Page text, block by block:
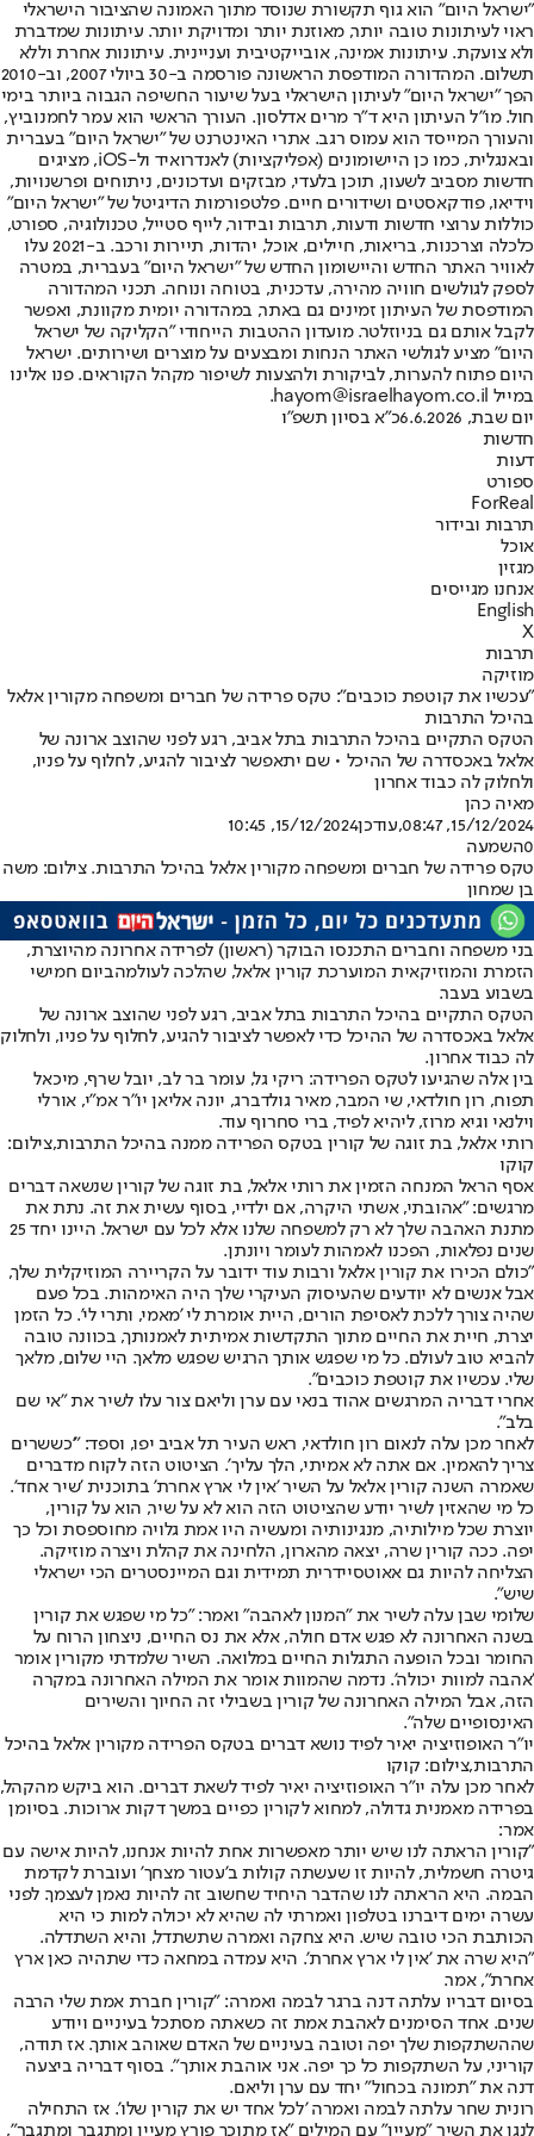
"ישראל היום" הוא גוף תקשורת שנוסד מתוך האמונה שהציבור הישראלי
ראוי לעיתונות טובה יותר, מאוזנת יותר ומדויקת יותר. עיתונות שמדברת
ולא צועקת. עיתונות אמינה, אובייקטיבית ועניינית. עיתונות אחרת וללא
תשלום. המהדורה המודפסת הראשונה פורסמה ב-30 ביולי 2007, וב-2010
הפך "ישראל היום" לעיתון הישראלי בעל שיעור החשיפה הגבוה ביותר בימי
חול. מו"ל העיתון היא ד"ר מרים אדלסון. העורך הראשי הוא עמר לחמנוביץ,
והעורך המייסד הוא עמוס רגב. אתרי האינטרנט של "ישראל היום" בעברית
ובאנגלית, כמו כן היישומונים (אפליקציות) לאנדרואיד ול-iOS, מציגים
חדשות מסביב לשעון, תוכן בלעדי, מבזקים ועדכונים, ניתוחים ופרשנויות,
וידיאו, פודקאסטים ושידורים חיים. פלטפורמות הדיגיטל של "ישראל היום"
כוללות ערוצי חדשות ודעות, תרבות ובידור, לייף סטייל, טכנולוגיה, ספורט,
כלכלה וצרכנות, בריאות, חיילים, אוכל, יהדות, תיירות ורכב. ב-2021 עלו
לאוויר האתר החדש והיישומון החדש של "ישראל היום" בעברית, במטרה
לספק לגולשים חוויה מהירה, עדכנית, בטוחה ונוחה. תכני המהדורה
המודפסת של העיתון זמינים גם באתר, במהדורה יומית מקוונת, ואפשר
לקבל אותם גם בניוזלטר. מועדון ההטבות הייחודי "הקליקה של ישראל
היום" מציע לגולשי האתר הנחות ומבצעים על מוצרים ושירותים. ישראל
היום פתוח להערות, לביקורת ולהצעות לשיפור מקהל הקוראים. פנו אלינו
במייל hayom@israelhayom.co.il.
יום שבת, 6.6.2026
כ"א בסיון תשפ"ו
חדשות
דעות
ספורט
ForReal
תרבות ובידור
אוכל
מגזין
אנחנו מגייסים
English
X
תרבות
מוזיקה
"עכשיו את קוטפת כוכבים": טקס פרידה של חברים ומשפחה מקורין אלאל
בהיכל התרבות
הטקס התקיים בהיכל התרבות בתל אביב, רגע לפני שהוצב ארונה של
אלאל באכסדרה של ההיכל • שם יתאפשר לציבור להגיע, לחלוף על פניו,
ולחלוק לה כבוד אחרון
מאיה כהן
15/12/2024, 08:47
,עודכן15/12/2024, 10:45
0השמעה
טקס פרידה של חברים ומשפחה מקורין אלאל בהיכל התרבות. צילום: משה
בן שמחון
בני משפחה וחברים התכנסו הבוקר (ראשון) לפרידה אחרונה מהיוצרת,
הזמרת והמוזיקאית המוערכת קורין אלאל, שהלכה לעולמהביום חמישי
בשבוע בעבר.
הטקס התקיים בהיכל התרבות בתל אביב, רגע לפני שהוצב ארונה של
אלאל באכסדרה של ההיכל כדי לאפשר לציבור להגיע, לחלוף על פניו, ולחלוק
לה כבוד אחרון.
בין אלה שהגיעו לטקס הפרידה: ריקי גל, עומר בר לב, יובל שרף, מיכאל
תפוח, רון חולדאי, שי המבר, מאיר גולדברג, יונה אליאן יו"ר אמ"י, אורלי
וילנאי וגיא מרוז, ליהיא לפיד, ברי סחרוף עוד.
רותי אלאל, בת זוגה של קורין בטקס הפרידה ממנה בהיכל התרבות,צילום:
קוקו
אסף הראל המנחה הזמין את רותי אלאל, בת זוגה של קורין שנשאה דברים
מרגשים: "אהובתי, אשתי היקרה, אם ילדיי, בסוף עשית את זה. נתת את
מתנת האהבה שלך לא רק למשפחה שלנו אלא לכל עם ישראל. היינו יחד 25
שנים נפלאות, הפכנו לאמהות לעומר ויונתן.
"כולם הכירו את קורין אלאל ורבות עוד ידובר על הקריירה המוזיקלית שלך,
אבל אנשים לא יודעים שהעיסוק העיקרי שלך היה האימהות. בכל פעם
שהיה צורך ללכת לאסיפת הורים, היית אומרת לי 'מאמי, ותרי לי'. כל הזמן
יצרת, חיית את החיים מתוך התקדשות אמיתית לאמנותך, בכוונה טובה
להביא טוב לעולם. כל מי שפגש אותך הרגיש שפגש מלאך. היי שלום, מלאך
שלי. עכשיו את קוטפת כוכבים".
אחרי דבריה המרגשים אהוד בנאי עם ערן וליאם צור עלו לשיר את "אי שם
בלב".
לאחר מכן עלה לנאום רון חולדאי, ראש העיר תל אביב יפו, וספד: "'כששרים
צריך להאמין. אם אתה לא אמיתי, הלך עליך'. הציטוט הזה לקוח מדברים
שאמרה השנה קורין אלאל על השיר 'אין לי ארץ אחרת' בתוכנית 'שיר אחד'.
כל מי שהאזין לשיר יודע שהציטוט הזה הוא לא על שיר, הוא על קורין,
יוצרת שכל מילותיה, מנגינותיה ומעשיה היו אמת גלויה מחוספסת וכל כך
יפה. ככה קורין שרה, יצאה מהארון, הלחינה את קהלת ויצרה מוזיקה.
הצליחה להיות גם אאוטסיידרית תמידית וגם המיינסטרים הכי ישראלי
שיש".
שלומי שבן עלה לשיר את "המנון לאהבה" ואמר: "כל מי שפגש את קורין
בשנה האחרונה לא פגש אדם חולה, אלא את נס החיים, ניצחון הרוח על
החומר ובכל הופעה התגלות החיים במלואה. השיר שלמדתי מקורין אומר
'אהבה למוות יכולה'. נדמה שהמוות אומר את המילה האחרונה במקרה
הזה, אבל המילה האחרונה של קורין בשבילי זה החיוך והשירים
האינסופיים שלה".
יו"ר האופוזיציה יאיר לפיד נושא דברים בטקס הפרידה מקורין אלאל בהיכל
התרבות,צילום: קוקו
לאחר מכן עלה יו"ר האופוזיציה יאיר לפיד לשאת דברים. הוא ביקש מהקהל,
בפרידה מאמנית גדולה, למחוא לקורין כפיים במשך דקות ארוכות. בסיומן
אמר:
"קורין הראתה לנו שיש יותר מאפשרות אחת להיות אנחנו, להיות אישה עם
גיטרה חשמלית, להיות זו שעשתה קולות ב'עטור מצחך' ועוברת לקדמת
הבמה. היא הראתה לנו שהדבר היחיד שחשוב זה להיות נאמן לעצמך. לפני
עשרה ימים דיברנו בטלפון ואמרתי לה שהיא לא יכולה למות כי היא
הכותבת הכי טובה שיש. היא צחקה ואמרה שתשתדל, והיא השתדלה.
"היא שרה את 'אין לי ארץ אחרת'. היא עמדה במחאה כדי שתהיה כאן ארץ
אחרת", אמר.
בסיום דבריו עלתה דנה ברגר לבמה ואמרה: "קורין חברת אמת שלי הרבה
שנים. אחד הסימנים לאהבת אמת זה כשאתה מסתכל בעיניים ויודע
שההשתקפות שלך יפה וטובה בעיניים של האדם שאוהב אותך. אז תודה,
קוריני, על השתקפות כל כך יפה. אני אוהבת אותך". בסוף דבריה ביצעה
דנה את "תמונה בכחול" יחד עם ערן וליאם.
רונית שחר עלתה לבמה ואמרה 'לכל אחד יש את קורין שלו'. אז התחילה
לנגן את השיר "מעיין" עם המילים "אז מתוכך פורץ מעיין ומתגבר ומתגבר",